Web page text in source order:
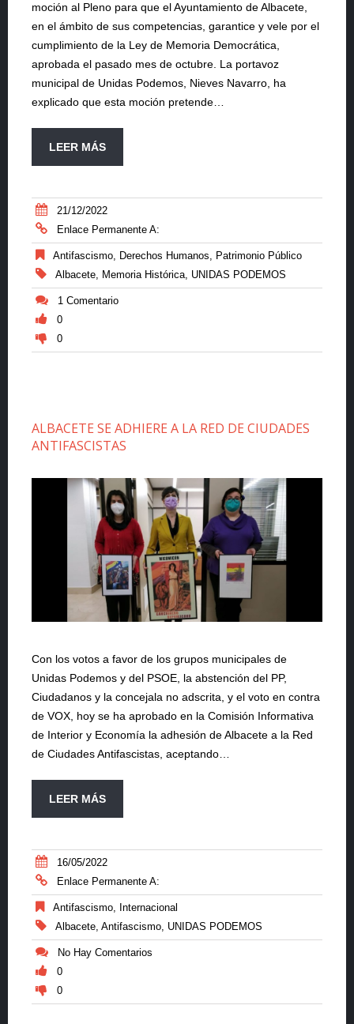
moción al Pleno para que el Ayuntamiento de Albacete,
en el ámbito de sus competencias, garantice y vele por el
cumplimiento de la Ley de Memoria Democrática,
aprobada el pasado mes de octubre. La portavoz
municipal de Unidas Podemos, Nieves Navarro, ha
explicado que esta moción pretende…
LEER MÁS
21/12/2022
Enlace Permanente A:
Antifascismo, Derechos Humanos, Patrimonio Público
Albacete, Memoria Histórica, UNIDAS PODEMOS
1 Comentario
0
0
ALBACETE SE ADHIERE A LA RED DE CIUDADES
ANTIFASCISTAS
Con los votos a favor de los grupos municipales de
Unidas Podemos y del PSOE, la abstención del PP,
Ciudadanos y la concejala no adscrita, y el voto en contra
de VOX, hoy se ha aprobado en la Comisión Informativa
de Interior y Economía la adhesión de Albacete a la Red
de Ciudades Antifascistas, aceptando…
LEER MÁS
16/05/2022
Enlace Permanente A:
Antifascismo
Internacional
Albacete Antifascismo UNIDAS PODEMOS
No Hay Comentarios
0
0